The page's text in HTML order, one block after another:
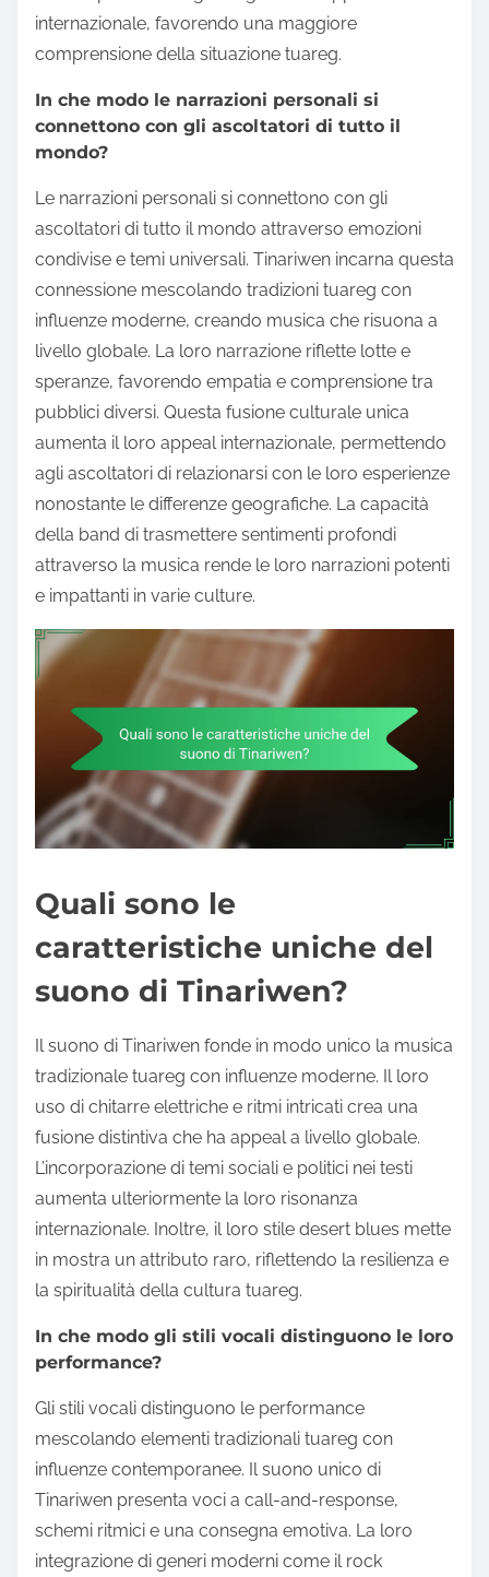
internazionale, favorendo una maggiore
comprensione della situazione tuareg.
In che modo le narrazioni personali si
connettono con gli ascoltatori di tutto il
mondo?
Le narrazioni personali si connettono con gli
ascoltatori di tutto il mondo attraverso emozioni
condivise e temi universali. Tinariwen incarna questa
connessione mescolando tradizioni tuareg con
influenze moderne, creando musica che risuona a
livello globale. La loro narrazione riflette lotte e
speranze, favorendo empatia e comprensione tra
pubblici diversi. Questa fusione culturale unica
aumenta il loro appeal internazionale, permettendo
agli ascoltatori di relazionarsi con le loro esperienze
nonostante le differenze geografiche. La capacità
della band di trasmettere sentimenti profondi
attraverso la musica rende le loro narrazioni potenti
e impattanti in varie culture.
Quali sono le
caratteristiche uniche del
suono di Tinariwen?
Il suono di Tinariwen fonde in modo unico la musica
tradizionale tuareg con influenze moderne. Il loro
uso di chitarre elettriche e ritmi intricati crea una
fusione distintiva che ha appeal a livello globale.
L’incorporazione di temi sociali e politici nei testi
aumenta ulteriormente la loro risonanza
internazionale. Inoltre, il loro stile desert blues mette
in mostra un attributo raro, riflettendo la resilienza e
la spiritualità della cultura tuareg.
In che modo gli stili vocali distinguono le loro
performance?
Gli stili vocali distinguono le performance
mescolando elementi tradizionali tuareg con
influenze contemporanee. Il suono unico di
Tinariwen presenta voci a call-and-response,
schemi ritmici e una consegna emotiva. La loro
integrazione di generi moderni come il rock